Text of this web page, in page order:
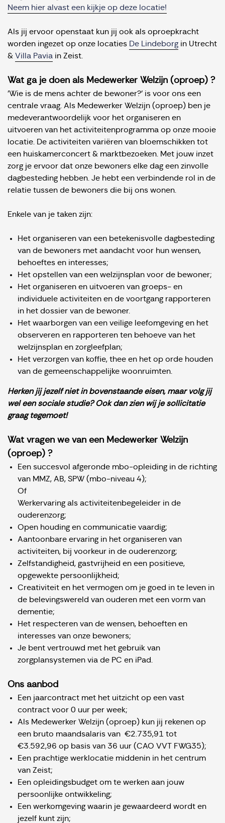
Neem hier alvast een kijkje op deze locatie!
Als jij ervoor openstaat kun jij ook als oproepkracht
worden ingezet op onze locaties De Lindeborg in Utrecht
& Villa Pavia in Zeist.
Wat ga je doen als Medewerker Welzijn (oproep) ?
'Wie is de mens achter de bewoner?' is voor ons een
centrale vraag. Als Medewerker Welzijn (oproep) ben je
medeverantwoordelijk voor het organiseren en
uitvoeren van het activiteitenprogramma op onze mooie
locatie. De activiteiten variëren van bloemschikken tot
een huiskamerconcert & marktbezoeken. Met jouw inzet
zorg je ervoor dat onze bewoners elke dag een zinvolle
dagbesteding hebben. Je hebt een verbindende rol in de
relatie tussen de bewoners die bij ons wonen.
Enkele van je taken zijn:
Het organiseren van een betekenisvolle dagbesteding
van de bewoners met aandacht voor hun wensen,
behoeftes en interesses;
Het opstellen van een welzijnsplan voor de bewoner;
Het organiseren en uitvoeren van groeps- en
individuele activiteiten en de voortgang rapporteren
in het dossier van de bewoner.
Het waarborgen van een veilige leefomgeving en het
observeren en rapporteren ten behoeve van het
welzijnsplan en zorgleefplan;
Het verzorgen van koffie, thee en het op orde houden
van de gemeenschappelijke woonruimten.
Herken jij jezelf niet in bovenstaande eisen, maar volg jij
wel een sociale studie? Ook dan zien wij je sollicitatie
graag tegemoet!
Wat vragen we van een Medewerker Welzijn
(oproep) ?
Een succesvol afgeronde mbo-opleiding in de richting
van MMZ, AB, SPW (mbo-niveau 4);
Of
Werkervaring als activiteitenbegeleider in de
ouderenzorg;
Open houding en communicatie vaardig;
Aantoonbare ervaring in het organiseren van
activiteiten, bij voorkeur in de ouderenzorg;
Zelfstandigheid, gastvrijheid en een positieve,
opgewekte persoonlijkheid;
Creativiteit en het vermogen om je goed in te leven in
de belevingswereld van ouderen met een vorm van
dementie;
Het respecteren van de wensen, behoeften en
interesses van onze bewoners;
Je bent vertrouwd met het gebruik van
zorgplansystemen via de PC en iPad.
Ons aanbod
Een jaarcontract met het uitzicht op een vast
contract voor 0 uur per week;
Als Medewerker Welzijn (oproep) kun jij rekenen op
een bruto maandsalaris van €2.735,91 tot
€3.592,96 op basis van 36 uur (CAO VVT FWG35);
Een prachtige werklocatie middenin in het centrum
van Zeist;
Een opleidingsbudget om te werken aan jouw
persoonlijke ontwikkeling;
Een werkomgeving waarin je gewaardeerd wordt en
jezelf kunt zijn;